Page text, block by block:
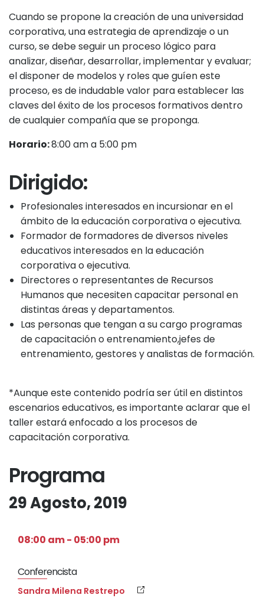
Cuando se propone la creación de una universidad
corporativa, una estrategia de aprendizaje o un
curso, se debe seguir un proceso lógico para
analizar, diseñar, desarrollar, implementar y evaluar;
el disponer de modelos y roles que guíen este
proceso, es de indudable valor para establecer las
claves del éxito de los procesos formativos dentro
de cualquier compañía que se proponga.
Horario:8:00 am a 5:00 pm
Dirigido:
Profesionales interesados en incursionar en el
ámbito de la educación corporativa o ejecutiva.
Formador de formadores de diversos niveles
educativos interesados en la educación
corporativa o ejecutiva.
Directores o representantes de Recursos
Humanos que necesiten capacitar personal en
distintas áreas y departamentos.
Las personas que tengan a su cargo programas
de capacitación o entrenamiento,jefes de
entrenamiento, gestores y analistas de formación.
*Aunque este contenido podría ser útil en distintos
escenarios educativos, es importante aclarar que el
taller estará enfocado a los procesos de
capacitación corporativa.
Programa
29 Agosto, 2019
08:00 am - 05:00 pm
Conferencista
Sandra Milena Restrepo